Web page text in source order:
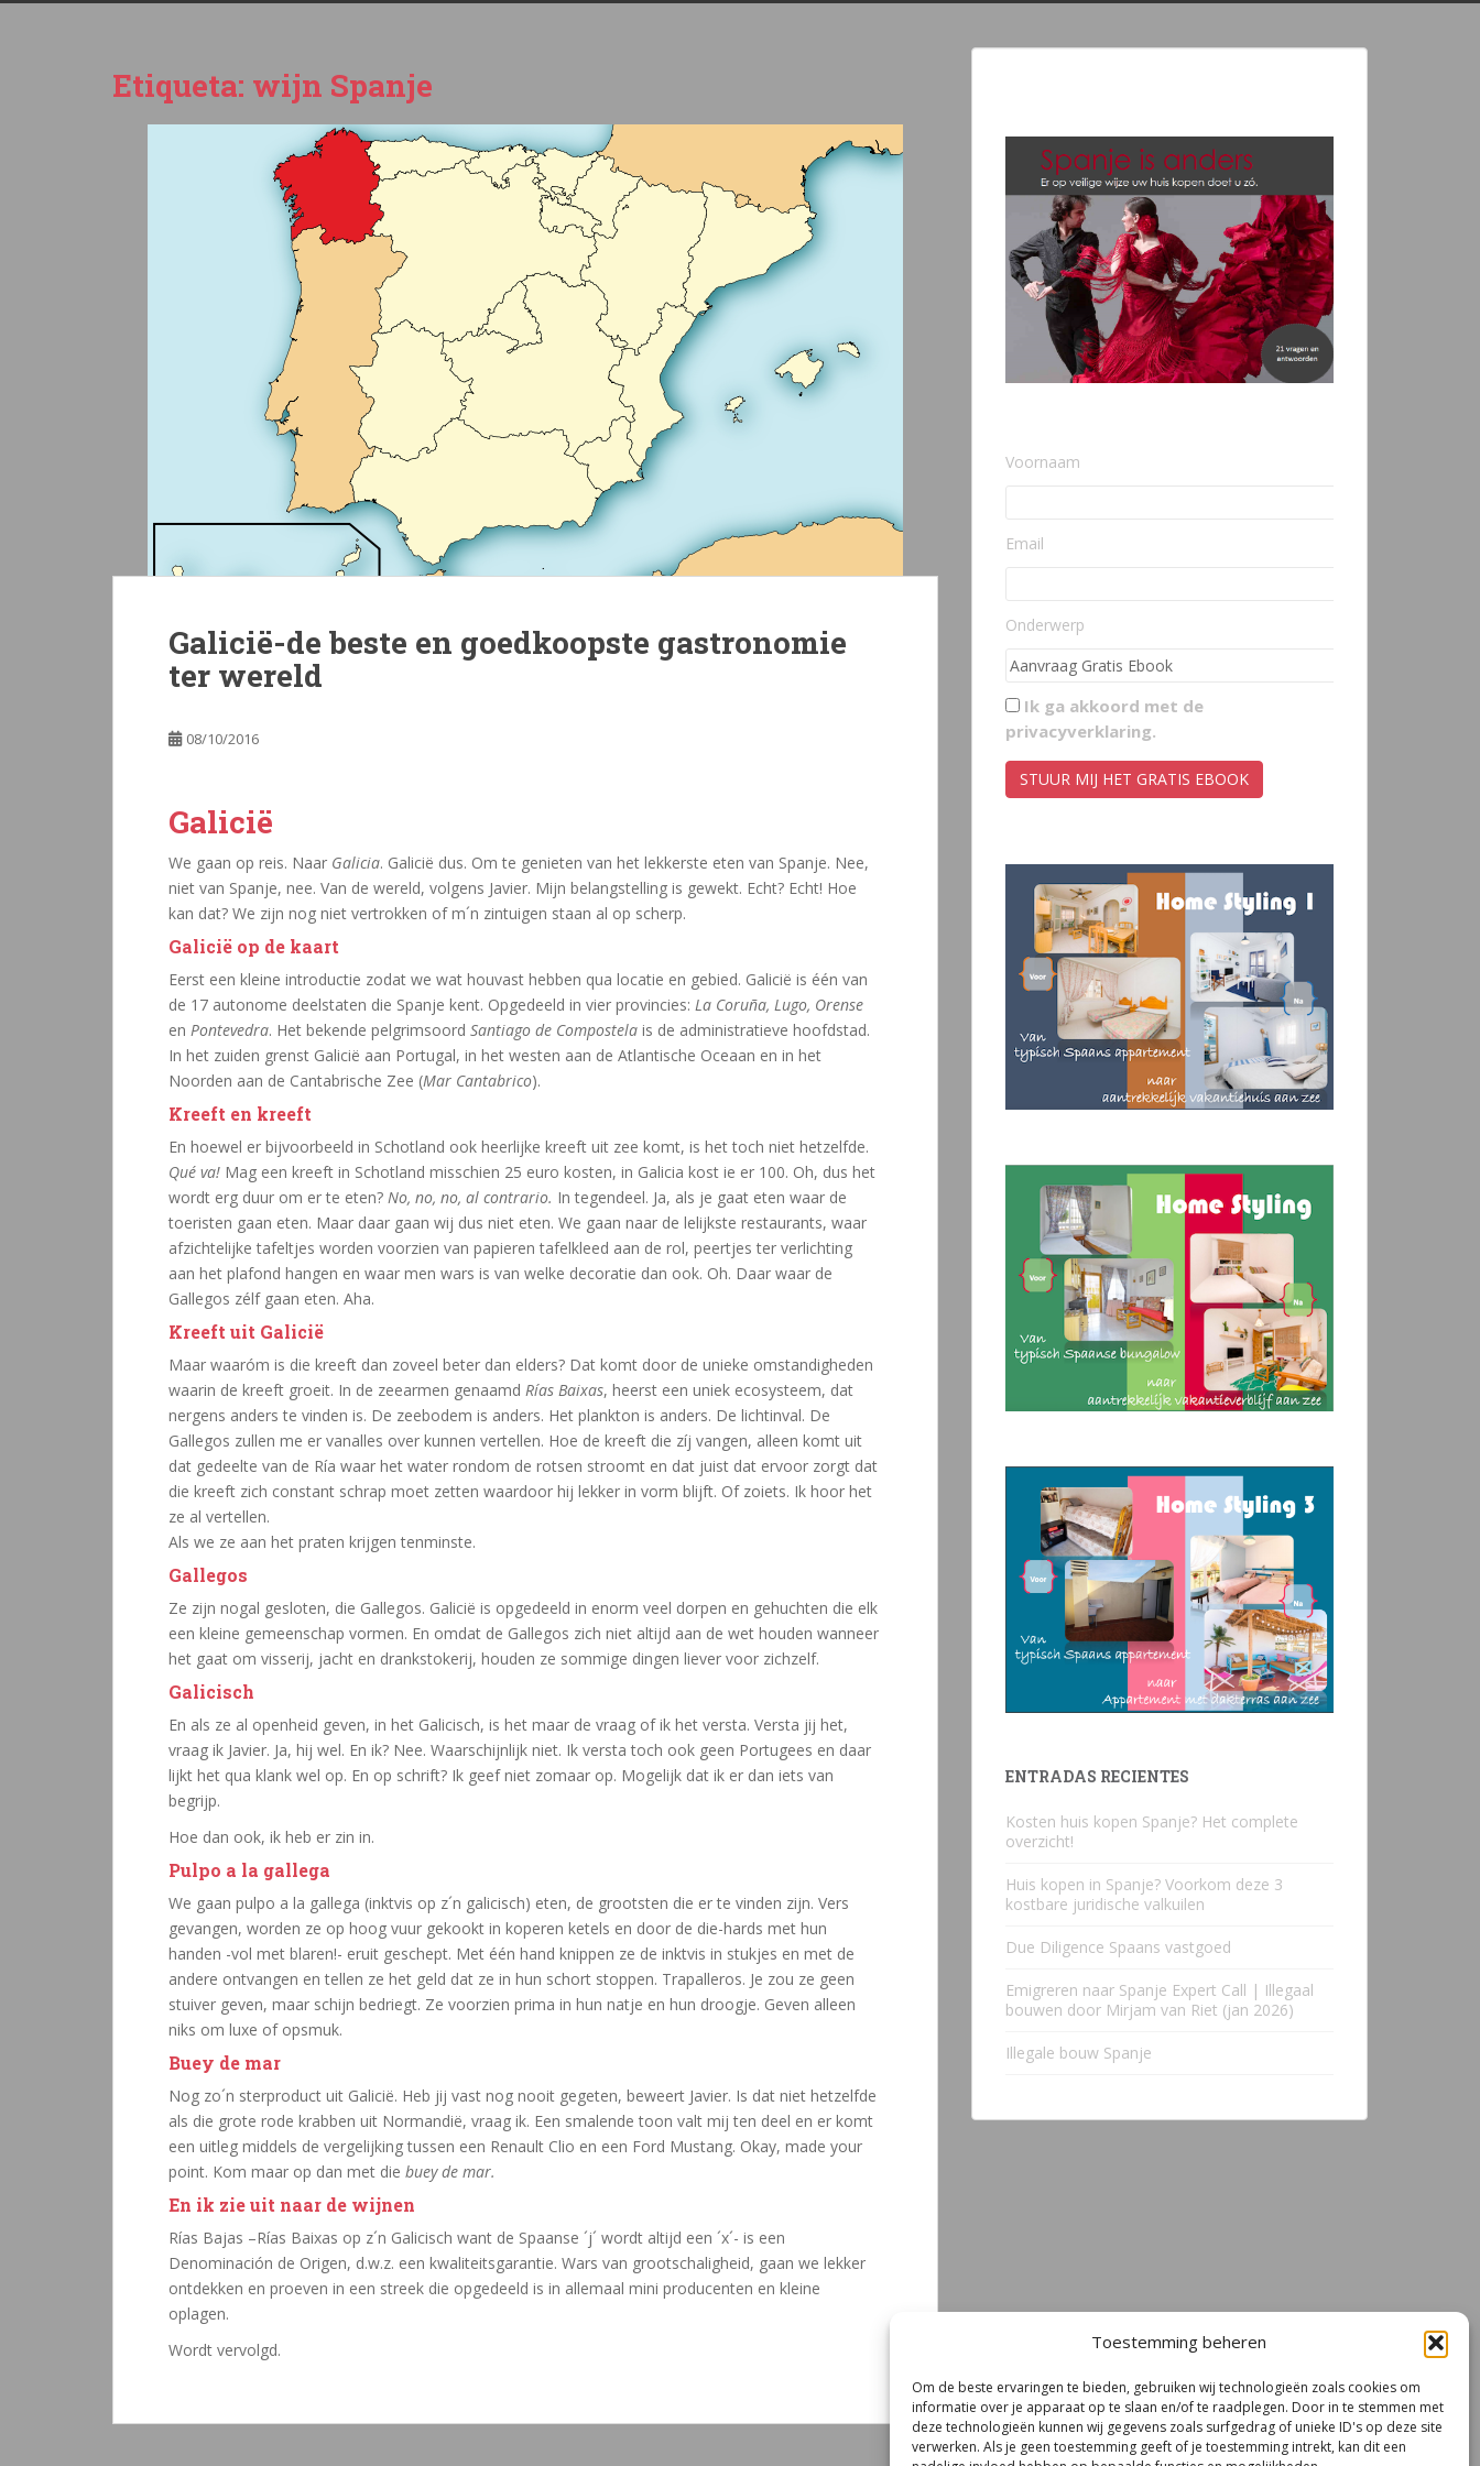
Toestemming beheren
Om de beste ervaringen te bieden, gebruiken wij technologieën zoals cookies om
informatie over je apparaat op te slaan en/of te raadplegen. Door in te stemmen met
deze technologieën kunnen wij gegevens zoals surfgedrag of unieke ID's op deze site
verwerken. Als je geen toestemming geeft of je toestemming intrekt, kan dit een
Etiqueta: wijn Spanje
Galicië-de beste en goedkoopste gastronomie
ter wereld
08/10/2016
Galicië
We gaan op reis. Naar Galicia. Galicië dus. Om te genieten van het lekkerste eten van Spanje. Nee,
niet van Spanje, nee. Van de wereld, volgens Javier. Mijn belangstelling is gewekt. Echt? Echt! Hoe
kan dat? We zijn nog niet vertrokken of m´n zintuigen staan al op scherp.
Galicië op de kaart
Eerst een kleine introductie zodat we wat houvast hebben qua locatie en gebied. Galicië is één van
de 17 autonome deelstaten die Spanje kent. Opgedeeld in vier provincies: La Coruña, Lugo, Orense
en Pontevedra. Het bekende pelgrimsoord Santiago de Compostela is de administratieve hoofdstad.
In het zuiden grenst Galicië aan Portugal, in het westen aan de Atlantische Oceaan en in het
Noorden aan de Cantabrische Zee (Mar Cantabrico).
Kreeft en kreeft
En hoewel er bijvoorbeeld in Schotland ook heerlijke kreeft uit zee komt, is het toch niet hetzelfde.
Qué va! Mag een kreeft in Schotland misschien 25 euro kosten, in Galicia kost ie er 100. Oh, dus het
wordt erg duur om er te eten? No, no, no, al contrario. In tegendeel. Ja, als je gaat eten waar de
toeristen gaan eten. Maar daar gaan wij dus niet eten. We gaan naar de lelijkste restaurants, waar
afzichtelijke tafeltjes worden voorzien van papieren tafelkleed aan de rol, peertjes ter verlichting
aan het plafond hangen en waar men wars is van welke decoratie dan ook. Oh. Daar waar de
Gallegos zélf gaan eten. Aha.
Kreeft uit Galicië
Maar waaróm is die kreeft dan zoveel beter dan elders? Dat komt door de unieke omstandigheden
waarin de kreeft groeit. In de zeearmen genaamd Rías Baixas, heerst een uniek ecosysteem, dat
nergens anders te vinden is. De zeebodem is anders. Het plankton is anders. De lichtinval. De
Gallegos zullen me er vanalles over kunnen vertellen. Hoe de kreeft die zíj vangen, alleen komt uit
dat gedeelte van de Ría waar het water rondom de rotsen stroomt en dat juist dat ervoor zorgt dat
die kreeft zich constant schrap moet zetten waardoor hij lekker in vorm blijft. Of zoiets. Ik hoor het
ze al vertellen.
Als we ze aan het praten krijgen tenminste.
Gallegos
Ze zijn nogal gesloten, die Gallegos. Galicië is opgedeeld in enorm veel dorpen en gehuchten die elk
een kleine gemeenschap vormen. En omdat de Gallegos zich niet altijd aan de wet houden wanneer
het gaat om visserij, jacht en drankstokerij, houden ze sommige dingen liever voor zichzelf.
Galicisch
En als ze al openheid geven, in het Galicisch, is het maar de vraag of ik het versta. Versta jij het,
vraag ik Javier. Ja, hij wel. En ik? Nee. Waarschijnlijk niet. Ik versta toch ook geen Portugees en daar
lijkt het qua klank wel op. En op schrift? Ik geef niet zomaar op. Mogelijk dat ik er dan iets van
begrijp.
Hoe dan ook, ik heb er zin in.
Pulpo a la gallega
We gaan pulpo a la gallega (inktvis op z´n galicisch) eten, de grootsten die er te vinden zijn. Vers
gevangen, worden ze op hoog vuur gekookt in koperen ketels en door de die-hards met hun
handen -vol met blaren!- eruit geschept. Met één hand knippen ze de inktvis in stukjes en met de
andere ontvangen en tellen ze het geld dat ze in hun schort stoppen. Trapalleros. Je zou ze geen
stuiver geven, maar schijn bedriegt. Ze voorzien prima in hun natje en hun droogje. Geven alleen
niks om luxe of opsmuk.
Buey de mar
Nog zo´n sterproduct uit Galicië. Heb jij vast nog nooit gegeten, beweert Javier. Is dat niet hetzelfde
als die grote rode krabben uit Normandië, vraag ik. Een smalende toon valt mij ten deel en er komt
een uitleg middels de vergelijking tussen een Renault Clio en een Ford Mustang. Okay, made your
point. Kom maar op dan met die buey de mar.
En ik zie uit naar de wijnen
Rías Bajas –Rías Baixas op z´n Galicisch want de Spaanse ´j´ wordt altijd een ´x´- is een
Denominación de Origen, d.w.z. een kwaliteitsgarantie. Wars van grootschaligheid, gaan we lekker
ontdekken en proeven in een streek die opgedeeld is in allemaal mini producenten en kleine
oplagen.
Wordt vervolgd.
Voornaam
Email
Onderwerp
Ik ga akkoord met de
privacyverklaring.
ENTRADAS RECIENTES
Kosten huis kopen Spanje? Het complete
overzicht!
Huis kopen in Spanje? Voorkom deze 3
kostbare juridische valkuilen
Due Diligence Spaans vastgoed
Emigreren naar Spanje Expert Call | Illegaal
bouwen door Mirjam van Riet (jan 2026)
Illegale bouw Spanje